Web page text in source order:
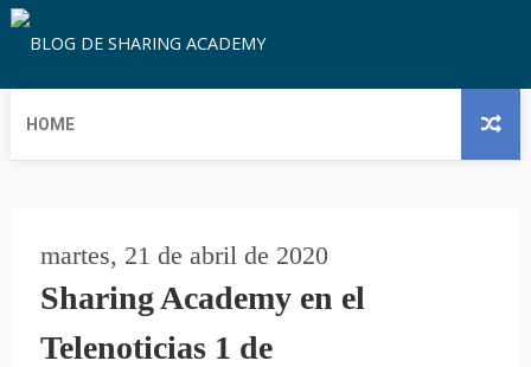
HOME
martes, 21 de abril de 2020
Sharing Academy en el
Telenoticias 1 de